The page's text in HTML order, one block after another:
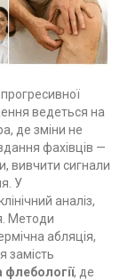
ведеться на
де зміни не
фахівців —
вивчити сигнали
У
аналіз,
Методи
абляція,
замість
флебології, де